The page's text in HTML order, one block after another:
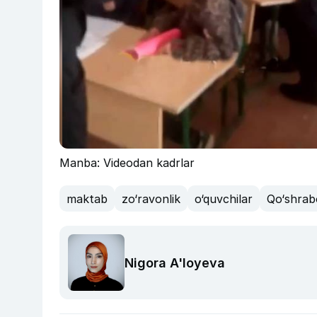
Manba: Videodan kadrlar
maktab zo‘ravonlik o‘quvchilar
Nigora A'loyeva